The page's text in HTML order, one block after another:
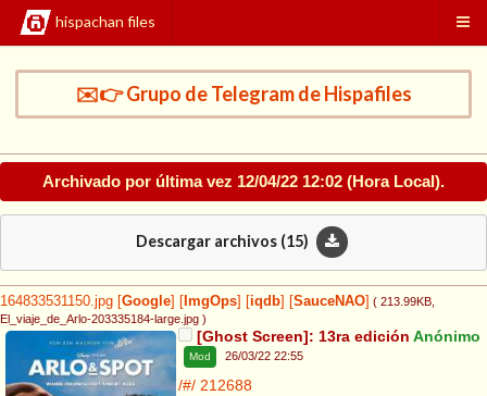
hispachan files
✉️👉 Grupo de Telegram de Hispafiles
Archivado por última vez 12/04/22 12:02 (Hora Local).
Descargar archivos (15)
164833531150.jpg Google ImgOps iqdb SauceNAO ( 213.99KB
El_viaje_de_Arlo-203335184-large.jpg )
[Ghost Screen]: 13ra edición Anónimo
Mod 26/03/22 22:55
/#/ 212688